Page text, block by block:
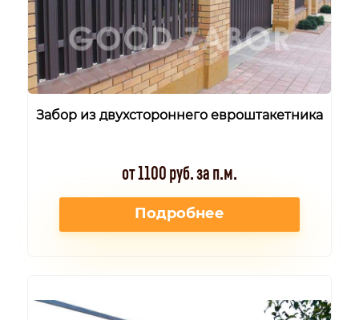
Забор из двухстороннего евроштакетника
от 1100 руб. за п.м.
Подробнее